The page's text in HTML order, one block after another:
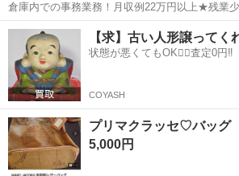
倉庫内での事務業務！月収例22万円以上★残業
40代の男女活躍中！空調完備で快適作業★食堂
OK◎無料駐車場完備！《茨城県常陸大宮市》 人気の工場のお仕事 ◇
電子部品製造倉庫内の事務...
茨城 常陸大宮市 静駅 その他
【求】古い人形譲ってく
状態が悪くてもOK🙆‍♀️査定0円‼️
COYASH
プリマクラッセ♡バッグ
5,000円